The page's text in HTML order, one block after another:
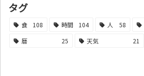
タグ
食 108 時間 104 人 58
暦
25 天気 21